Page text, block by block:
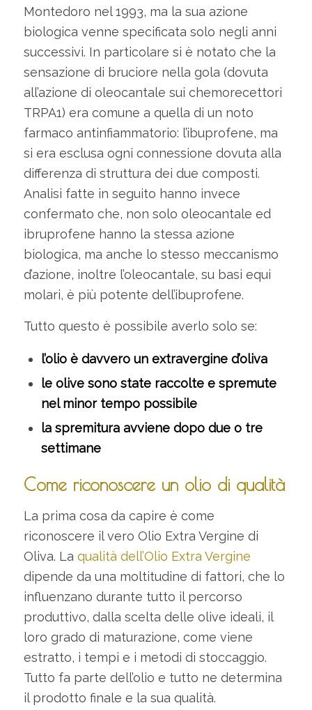
Montedoro nel 1993, ma la sua azione
biologica venne specificata solo negli anni
successivi. In particolare si è notato che la
sensazione di bruciore nella gola (dovuta
all’azione di oleocantale sui chemorecettori
TRPA1) era comune a quella di un noto
farmaco antinfiammatorio: l’ibuprofene, ma
si era esclusa ogni connessione dovuta alla
differenza di struttura dei due composti.
Analisi fatte in seguito hanno invece
confermato che, non solo oleocantale ed
ibruprofene hanno la stessa azione
biologica, ma anche lo stesso meccanismo
d’azione, inoltre l’oleocantale, su basi equi
molari, è più potente dell’ibuprofene.
Tutto questo è possibile averlo solo se:
l’olio è davvero un extravergine d’oliva
le olive sono state raccolte e spremute
nel minor tempo possibile
la spremitura avviene dopo due o tre
settimane
Come riconoscere un olio di qualità
La prima cosa da capire è come
riconoscere il vero Olio Extra Vergine di
Oliva. La qualità dell’Olio Extra Vergine
dipende da una moltitudine di fattori, che lo
influenzano durante tutto il percorso
produttivo, dalla scelta delle olive ideali, il
loro grado di maturazione, come viene
estratto, i tempi e i metodi di stoccaggio.
Tutto fa parte dell’olio e tutto ne determina
il prodotto finale e la sua qualità.